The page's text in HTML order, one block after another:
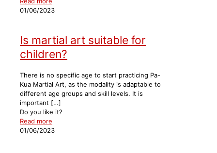
01/06/2023
Is martial art suitable for
children?
There is no specific age to start practicing Pa-
Kua Martial Art, as the modality is adaptable to
different age groups and skill levels. It is
important […]
Do you like it?
Read more
01/06/2023